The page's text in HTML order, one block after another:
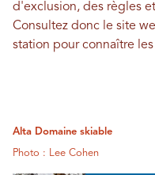
d'exclusion, des règles
Consultez donc le site
station pour connaître
Alta Domaine skiable
Photo : Lee Cohen